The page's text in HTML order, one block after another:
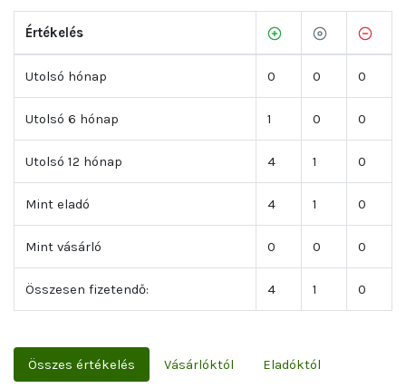
Értékelés
Utolsó hónap 0 0 0
Utolsó 6 hónap 1 0 0
Utolsó 12 hónap 4 1 0
Mint eladó 4 1 0
Mint vásárló 0 0 0
Összesen fizetendő: 4 1 0
Összes értékelés Vásárlóktól Eladóktól